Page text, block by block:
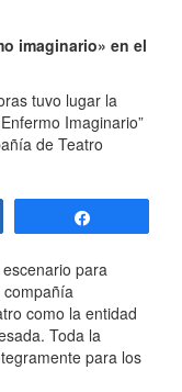
imaginario» en el
tuvo lugar la
Imaginario”
de Teatro
para
compañía
como la entidad
Toda la
para los